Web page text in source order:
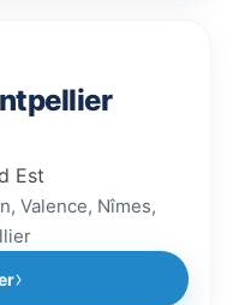
Est
Valence, Nîmes,